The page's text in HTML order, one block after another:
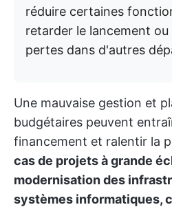
réduire certaines
retarder le lancement
pertes dans d'autres
Une mauvaise gestion et
budgétaires peuvent
financement et ralentir la
cas de projets à grande
modernisation des
systèmes informatiques,